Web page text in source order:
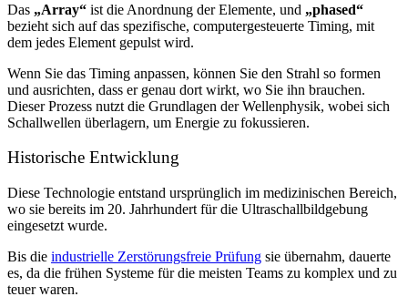
Das „Array“ ist die Anordnung der Elemente, und „phased“
bezieht sich auf das spezifische, computergesteuerte Timing, mit
dem jedes Element gepulst wird.
Wenn Sie das Timing anpassen, können Sie den Strahl so formen
und ausrichten, dass er genau dort wirkt, wo Sie ihn brauchen.
Dieser Prozess nutzt die Grundlagen der Wellenphysik, wobei sich
Schallwellen überlagern, um Energie zu fokussieren.
Historische Entwicklung
Diese Technologie entstand ursprünglich im medizinischen Bereich,
wo sie bereits im 20. Jahrhundert für die Ultraschallbildgebung
eingesetzt wurde.
Bis die industrielle Zerstörungsfreie Prüfung sie übernahm, dauerte
es, da die frühen Systeme für die meisten Teams zu komplex und zu
teuer waren.